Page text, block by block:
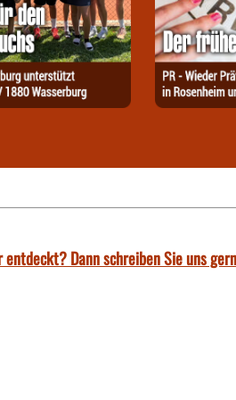
entdeckt? Dann schreiben Sie uns